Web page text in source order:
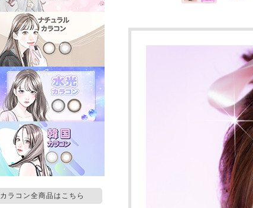
カラコン全商品はこちら